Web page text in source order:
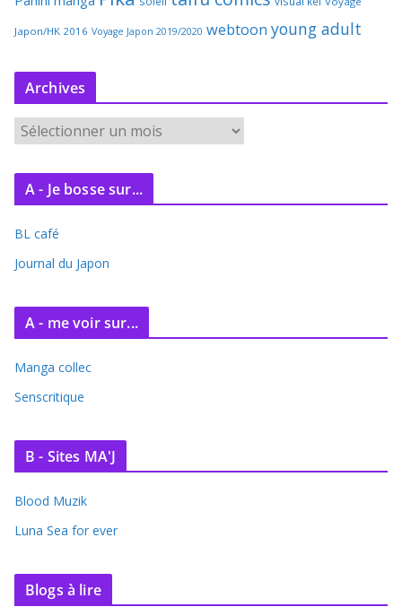
Japon/HK 2016 Voyage Japon 2019/2020 webtoon young adult
Archives
r
c
v
e
A - Je bosse sur...
BL café
Journal du Japon
A - me voir sur...
Manga collec
Senscritique
B - Sites MA'J
Blood Muzik
Luna Sea for ever
Blogs à lire